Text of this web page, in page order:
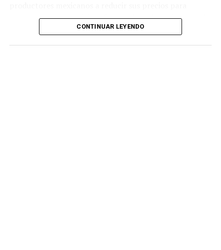
informado la conclusión de las investigaciones ni la
emisión de sanciones o resoluciones específicas. El
mantenerse competitivos frente al producto importado.
CONTINUAR LEYENDO